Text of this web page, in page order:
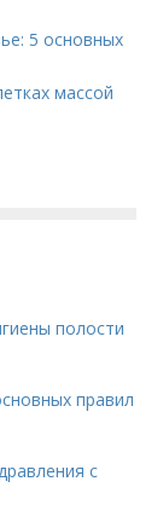
5 основных
массой
полости
правил
с